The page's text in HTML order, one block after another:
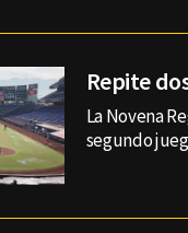
Repite
La Novena
segundo